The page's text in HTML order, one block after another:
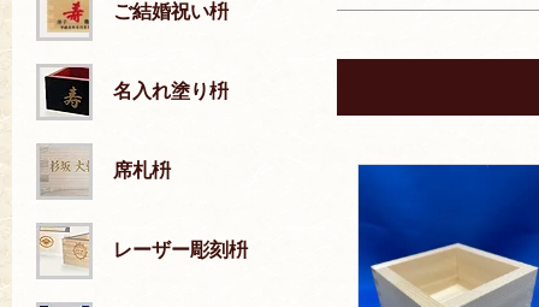
ご結婚祝い枡
名入れ塗り枡
席札枡
レーザー彫刻枡